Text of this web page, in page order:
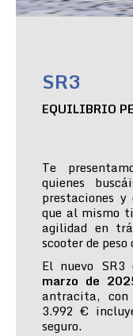
SR3
EQUILIBRIO
Te
quienes
prestaciones
que al mismo
agilidad en
scooter de
El nuevo SR3
marzo de
antracita,
3.992 €
seguro.